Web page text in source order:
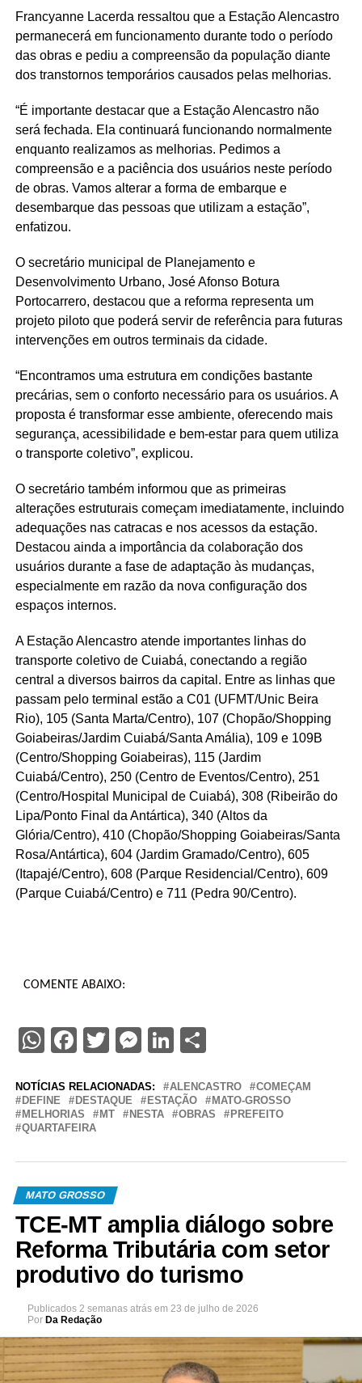
Francyanne Lacerda ressaltou que a Estação Alencastro
permanecerá em funcionamento durante todo o período
das obras e pediu a compreensão da população diante
dos transtornos temporários causados pelas melhorias.
“É importante destacar que a Estação Alencastro não
será fechada. Ela continuará funcionando normalmente
enquanto realizamos as melhorias. Pedimos a
compreensão e a paciência dos usuários neste período
de obras. Vamos alterar a forma de embarque e
desembarque das pessoas que utilizam a estação”,
enfatizou.
O secretário municipal de Planejamento e
Desenvolvimento Urbano, José Afonso Botura
Portocarrero, destacou que a reforma representa um
projeto piloto que poderá servir de referência para futuras
intervenções em outros terminais da cidade.
“Encontramos uma estrutura em condições bastante
precárias, sem o conforto necessário para os usuários. A
proposta é transformar esse ambiente, oferecendo mais
segurança, acessibilidade e bem-estar para quem utiliza
o transporte coletivo”, explicou.
O secretário também informou que as primeiras
alterações estruturais começam imediatamente, incluindo
adequações nas catracas e nos acessos da estação.
Destacou ainda a importância da colaboração dos
usuários durante a fase de adaptação às mudanças,
especialmente em razão da nova configuração dos
espaços internos.
A Estação Alencastro atende importantes linhas do
transporte coletivo de Cuiabá, conectando a região
central a diversos bairros da capital. Entre as linhas que
passam pelo terminal estão a C01 (UFMT/Unic Beira
Rio), 105 (Santa Marta/Centro), 107 (Chopão/Shopping
Goiabeiras/Jardim Cuiabá/Santa Amália), 109 e 109B
(Centro/Shopping Goiabeiras), 115 (Jardim
Cuiabá/Centro), 250 (Centro de Eventos/Centro), 251
(Centro/Hospital Municipal de Cuiabá), 308 (Ribeirão do
Lipa/Ponto Final da Antártica), 340 (Altos da
Glória/Centro), 410 (Chopão/Shopping Goiabeiras/Santa
Rosa/Antártica), 604 (Jardim Gramado/Centro), 605
(Itapajé/Centro), 608 (Parque Residencial/Centro), 609
(Parque Cuiabá/Centro) e 711 (Pedra 90/Centro).
COMENTE ABAIXO:
WhatsApp
Facebook
Twitter
Messenger
LinkedIn
Share
NOTÍCIAS RELACIONADAS: ALENCASTRO
COMEÇAM
DEFINE
DESTAQUE ESTAÇÃO
MATO-GROSSO
MELHORIAS
MT NESTA OBRAS
PREFEITO
QUARTAFEIRA
MATO GROSSO
TCE-MT amplia diálogo sobre
Reforma Tributária com setor
produtivo do turismo
Publicados 2 semanas atrás em 23 de julho de 2026
Por Da Redação